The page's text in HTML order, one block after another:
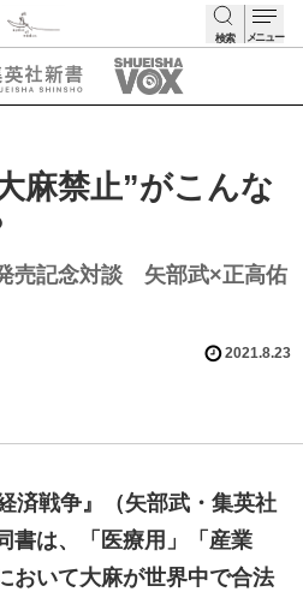
検索 メニュー
麻禁止”がこんな
売記念対談 矢部武×正高佑
2021.8.23
済戦争』（矢部武・集英社
書は、「医療用」「産業
おいて大麻が世界中で合法